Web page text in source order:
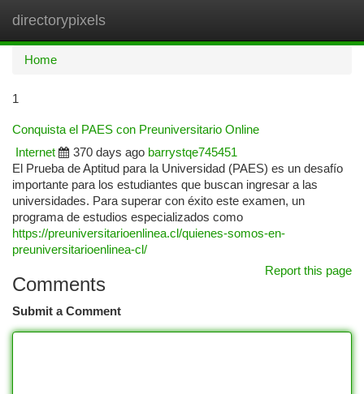
directorypixels
Home
1
Conquista el PAES con Preuniversitario Online
Internet
370 days ago barrystqe745451
El Prueba de Aptitud para la Universidad (PAES) es un desafío
importante para los estudiantes que buscan ingresar a las
universidades. Para superar con éxito este examen, un
programa de estudios especializados como
https://preuniversitarioenlinea.cl/quienes-somos-en-
preuniversitarioenlinea-cl/
Report this page
Comments
Submit a Comment